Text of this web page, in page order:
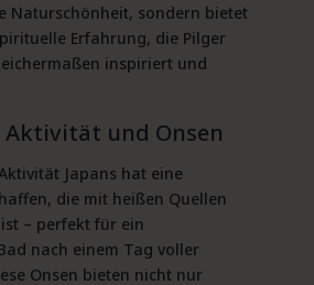
Naturschönheit, sondern bietet
Erfahrung, die Pilger
inspiriert und
Aktivität und Onsen
Japans hat eine
die mit heißen Quellen
– perfekt für ein
nach einem Tag voller
Onsen bieten nicht nur